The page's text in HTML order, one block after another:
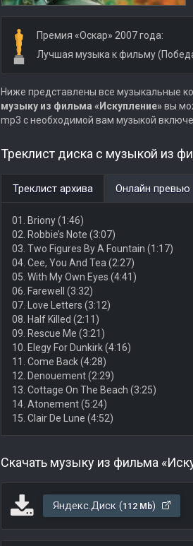
Премия «Оскар» 2007 года:
Лучшая музыка к фильму
Ниже представлены все музыкальные
музыку из фильма «Искупление»вы
mp3 с необходимой вам музыкой
Треклист диска с музыкой из
Треклист архива Онлайн превью
01. Briony (1:46)
02. Robbie’s Note (3:07)
03. Two Figures By A Fountain (1:17)
04. Cee, You And Tea (2:27)
05. With My Own Eyes (4:41)
06. Farewell (3:32)
07. Love Letters (3:12)
08. Half Killed (2:11)
09. Rescue Me (3:21)
10. Elegy For Dunkirk (4:16)
11. Come Back (4:28)
12. Denouement (2:29)
13. Cottage On The Beach (3:25)
14. Atonement (5:24)
15. Clair De Lune (4:52)
Скачать музыку из фильма
Яндекс.Диск (112 Mb)